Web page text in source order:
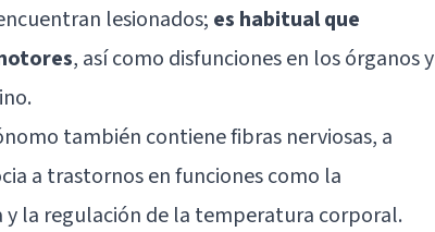
lesionados; es habitual que
, así como disfunciones en los órganos y
también contiene fibras nerviosas, a
a trastornos en funciones como la
y la regulación de la temperatura corporal.